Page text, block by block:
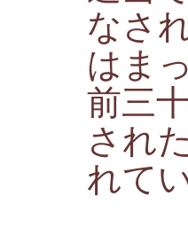
なさ
はま
前三
され
れて